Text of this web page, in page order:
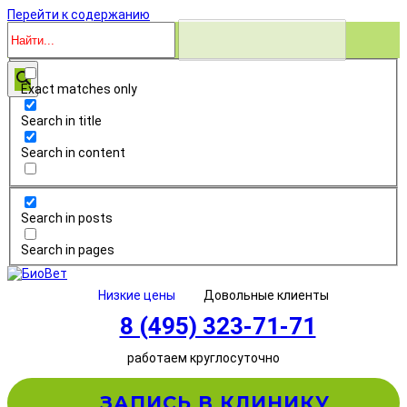
Перейти к содержанию
Exact matches only
Search in title
Search in content
Search in posts
Search in pages
Низкие цены Довольные клиенты
8 (495) 323-71-71
работаем круглосуточно